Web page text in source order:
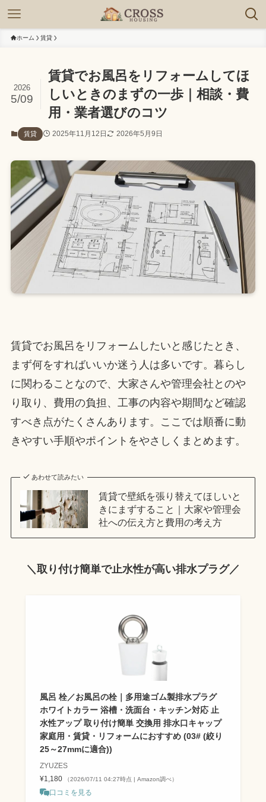
ホーム 賃貸
賃貸でお風呂をリフォームしてほ
しいときのまずの一歩｜相談・費
用・業者選びのコツ
2026
5/09
賃貸 2025年11月12日 2026年5月9日
賃貸でお風呂をリフォームしたいと感じたとき、
まず何をすればいいか迷う人は多いです。暮らし
に関わることなので、大家さんや管理会社とのや
り取り、費用の負担、工事の内容や期間など確認
すべき点がたくさんあります。ここでは順番に動
きやすい手順やポイントをやさしくまとめます。
あわせて読みたい
賃貸で壁紙を張り替えてほしいと
きにまずすること｜大家や管理会
社への伝え方と費用の考え方
＼取り付け簡単で止水性が高い排水プラグ／
風呂 栓／お風呂の栓｜多用途ゴム製排水プラグ
ホワイトカラー 浴槽・洗面台・キッチン対応 止
水性アップ 取り付け簡単 交換用 排水口キャップ
家庭用・賃貸・リフォームにおすすめ (03# (絞り
25～27mmに適合))
ZYUZES
¥1,180
（2026/07/11 04:27時点 | Amazon調べ）
口コミを見る